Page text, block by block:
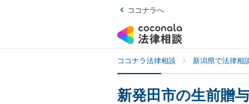
ココナラへ
ココナラ法律相談 新潟県で法律相
新発田市の生前贈